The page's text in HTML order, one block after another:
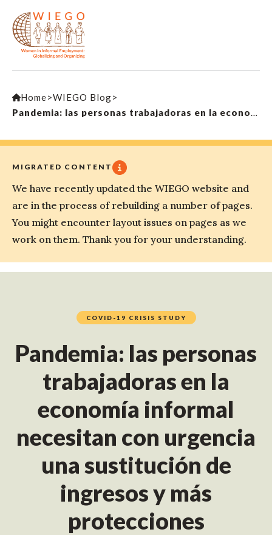
Home>WIEGO Blog>
Pandemia: las personas trabajadoras en la economía informal necesitan con urgencia una sustitución de ingresos y más protecciones
MIGRATED CONTENT
We have recently updated the WIEGO website and
are in the process of rebuilding a number of pages.
You might encounter layout issues on pages as we
work on them. Thank you for your understanding.
COVID-19 CRISIS STUDY
Pandemia: las personas
trabajadoras en la
economía informal
necesitan con urgencia
una sustitución de
ingresos y más
protecciones